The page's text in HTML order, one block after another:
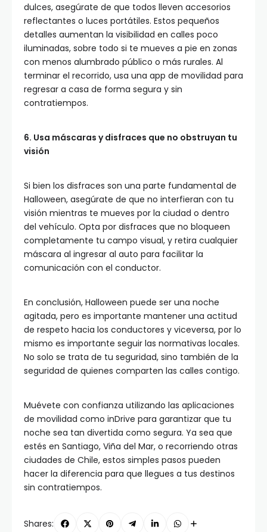
dulces, asegúrate de que todos lleven accesorios
reflectantes o luces portátiles. Estos pequeños
detalles aumentan la visibilidad en calles poco
iluminadas, sobre todo si te mueves a pie en zonas
con menos alumbrado público o más rurales. Al
terminar el recorrido, usa una app de movilidad para
regresar a casa de forma segura y sin
contratiempos.
6. Usa máscaras y disfraces que no obstruyan tu
visión
Si bien los disfraces son una parte fundamental de
Halloween, asegúrate de que no interfieran con tu
visión mientras te mueves por la ciudad o dentro
del vehículo. Opta por disfraces que no bloqueen
completamente tu campo visual, y retira cualquier
máscara al ingresar al auto para facilitar la
comunicación con el conductor.
En conclusión, Halloween puede ser una noche
agitada, pero es importante mantener una actitud
de respeto hacia los conductores y viceversa, por lo
mismo es importante seguir las normativas locales.
No solo se trata de tu seguridad, sino también de la
seguridad de quienes comparten las calles contigo.
Muévete con confianza utilizando las aplicaciones
de movilidad como inDrive para garantizar que tu
noche sea tan divertida como segura. Ya sea que
estés en Santiago, Viña del Mar, o recorriendo otras
ciudades de Chile, estos simples pasos pueden
hacer la diferencia para que llegues a tus destinos
sin contratiempos. ​
Shares: